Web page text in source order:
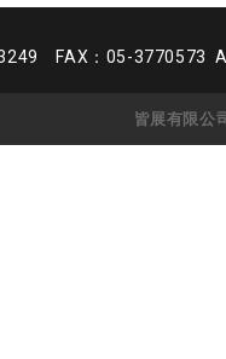
FAX：05-3770573
皆展有限公